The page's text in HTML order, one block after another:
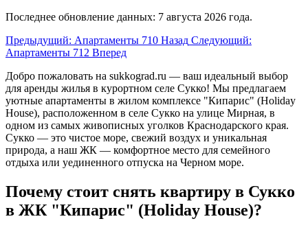
Последнее обновление данных: 7 августа 2026 года.
Предыдущий: Апартаменты 710 Назад Следующий:
Апартаменты 712 Вперед
Добро пожаловать на sukkograd.ru — ваш идеальный выбор
для аренды жилья в курортном селе Сукко! Мы предлагаем
уютные апартаменты в жилом комплексе "Кипарис" (Holiday
House), расположенном в селе Сукко на улице Мирная, в
одном из самых живописных уголков Краснодарского края.
Сукко — это чистое море, свежий воздух и уникальная
природа, а наш ЖК — комфортное место для семейного
отдыха или уединенного отпуска на Черном море.
Почему стоит снять квартиру в Сукко
в ЖК "Кипарис" (Holiday House)?